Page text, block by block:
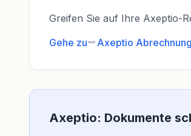
Greifen Sie auf Ihre Axeptio-
Gehe zu
Axeptio
Axeptio: Dokumente